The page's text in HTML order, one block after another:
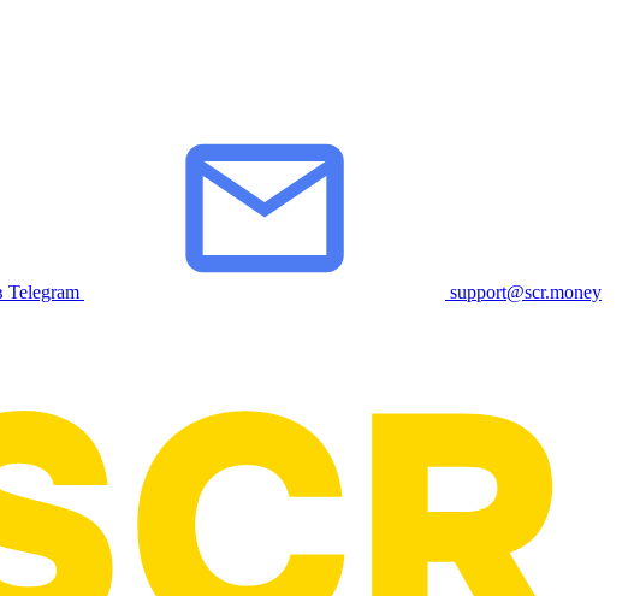
Telegram
support@scr.money